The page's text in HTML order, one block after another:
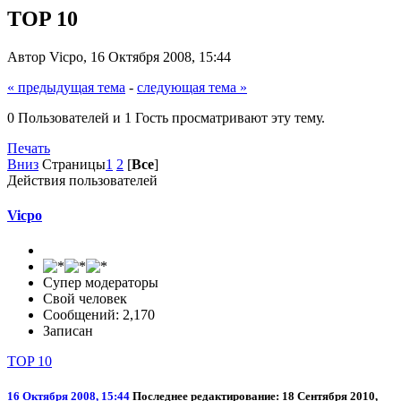
TOP 10
Автор Vicpo, 16 Октября 2008, 15:44
« предыдущая тема - следующая тема »
0 Пользователей и 1 Гость просматривают эту тему.
Печать
Вниз Страницы1 2 [Все]
Действия пользователей
Vicpo
Супер модераторы
Свой человек
Сообщений: 2,170
Записан
TOP 10
16 Октября 2008, 15:44 Последнее редактирование: 18 Сентября 2010,